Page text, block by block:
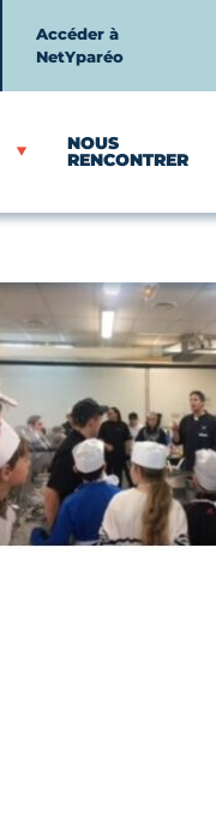
Accéder à
NetYparéo
NOUS
RENCONTRER